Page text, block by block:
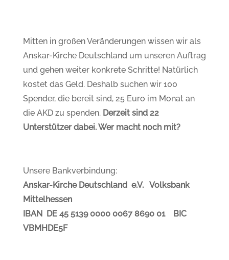
Mitten in großen Veränderungen wissen wir als
Anskar-Kirche Deutschland um unseren Auftrag
und gehen weiter konkrete Schritte! Natürlich
kostet das Geld. Deshalb suchen wir 100
Spender, die bereit sind, 25 Euro im Monat an
die AKD zu spenden. Derzeit sind 22
Unterstützer dabei. Wer macht noch mit?
Unsere Bankverbindung:
Anskar-Kirche Deutschland e.V. Volksbank
Mittelhessen
IBAN DE 45 5139 0000 0067 8690 01 BIC
VBMHDE5F